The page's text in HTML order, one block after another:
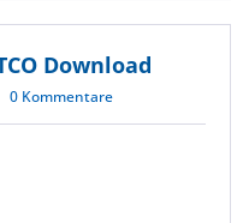
Download
0 Kommentare